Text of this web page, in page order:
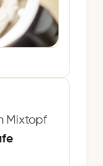
Mixtopf